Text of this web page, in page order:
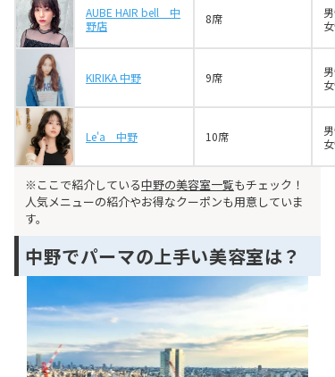
AUBE HAIR bell 中
野店
8席
KIRIKA 中野 9席
Le'a 中野 10席
※ここで紹介している中野の美容室一覧もチェック！
人気メニューの紹介やお得なクーポンも用意していま
す。
中野でパーマの上手い美容室は？